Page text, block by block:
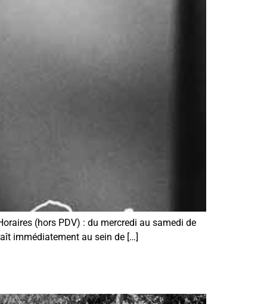
(hors PDV) : du mercredi au samedi de
immédiatement au sein de […]